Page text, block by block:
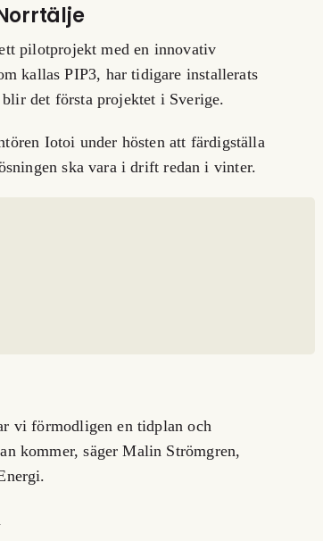
pilotprojekt med en innovativ
kallas PIP3, har tidigare installerats
det första projektet i Sverige.
Iotoi under hösten att färdigställa
ska vara i drift redan i vinter.
vi förmodligen en tidplan och
kommer, säger Malin Strömgren,